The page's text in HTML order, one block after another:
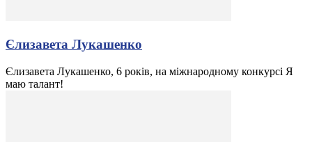
Єлизавета Лукашенко
Єлизавета Лукашенко, 6 років, на міжнародному конкурсі Я
маю талант!